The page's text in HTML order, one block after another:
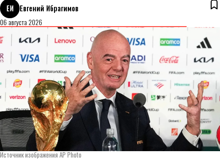
ЕИ
Евгений Ибрагимов
06 августа 2026
Источник изображения AP Photo